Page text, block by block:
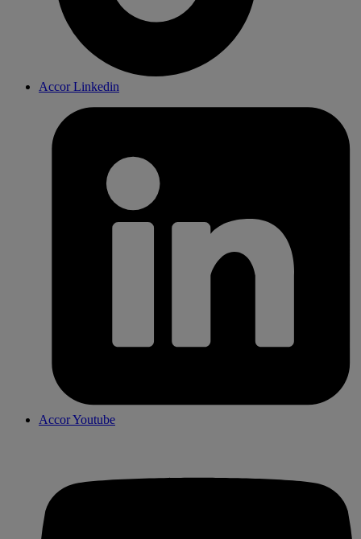
Accor Linkedin
Accor Youtube